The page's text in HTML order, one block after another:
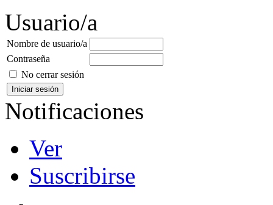
Usuario/a
Nombre de usuario/a
Contraseña
No cerrar sesión
Notificaciones
Ver
Suscribirse